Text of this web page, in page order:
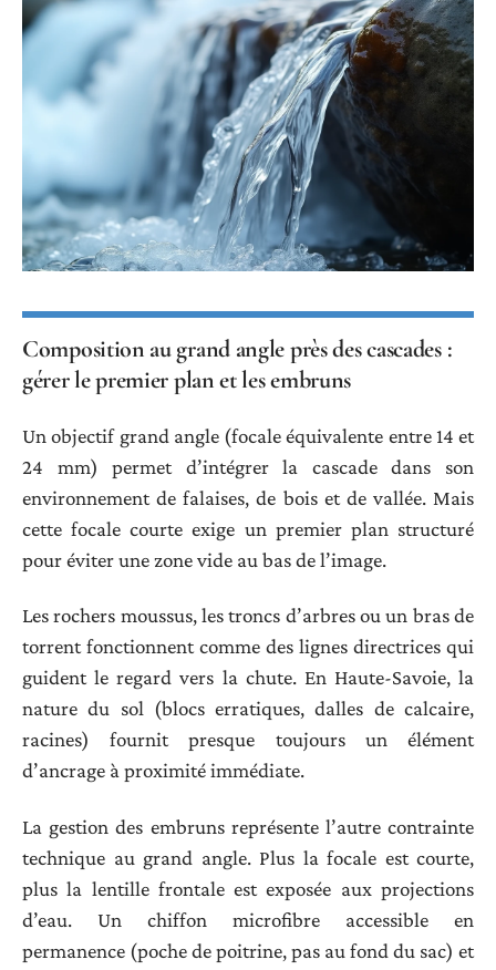
Composition au grand angle près des cascades :
gérer le premier plan et les embruns
Un objectif grand angle (focale équivalente entre 14 et
24 mm) permet d’intégrer la cascade dans son
environnement de falaises, de bois et de vallée. Mais
cette focale courte exige un premier plan structuré
pour éviter une zone vide au bas de l’image.
Les rochers moussus, les troncs d’arbres ou un bras de
torrent fonctionnent comme des lignes directrices qui
guident le regard vers la chute. En Haute-Savoie, la
nature du sol (blocs erratiques, dalles de calcaire,
racines) fournit presque toujours un élément
d’ancrage à proximité immédiate.
La gestion des embruns représente l’autre contrainte
technique au grand angle. Plus la focale est courte,
plus la lentille frontale est exposée aux projections
d’eau. Un chiffon microfibre accessible en
permanence (poche de poitrine, pas au fond du sac) et